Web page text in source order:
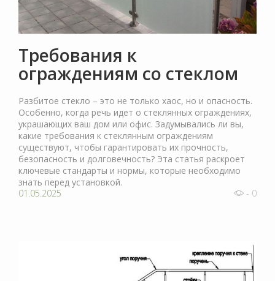
Требования к
ограждениям со стеклом
Разбитое стекло – это не только хаос, но и опасность.
Особенно, когда речь идет о стеклянных ограждениях,
украшающих ваш дом или офис. Задумывались ли вы,
какие требования к стеклянным ограждениям
существуют, чтобы гарантировать их прочность,
безопасность и долговечность? Эта статья раскроет
ключевые стандарты и нормы, которые необходимо
знать перед установкой.
01.05.2025
- 0